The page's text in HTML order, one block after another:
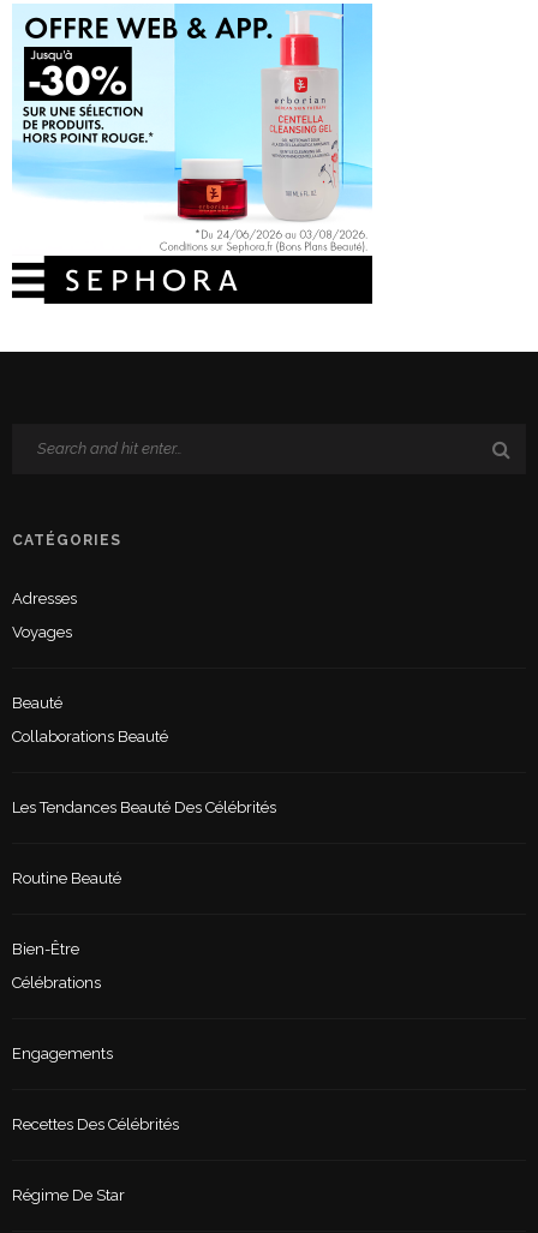
CATÉGORIES
Adresses
Voyages
Beauté
Collaborations Beauté
Les Tendances Beauté Des Célébrités
Routine Beauté
Bien-Être
Célébrations
Engagements
Recettes Des Célébrités
Régime De Star